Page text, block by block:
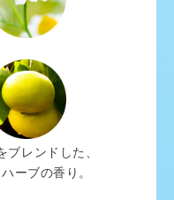
ブレンドした、
ーブの香り。